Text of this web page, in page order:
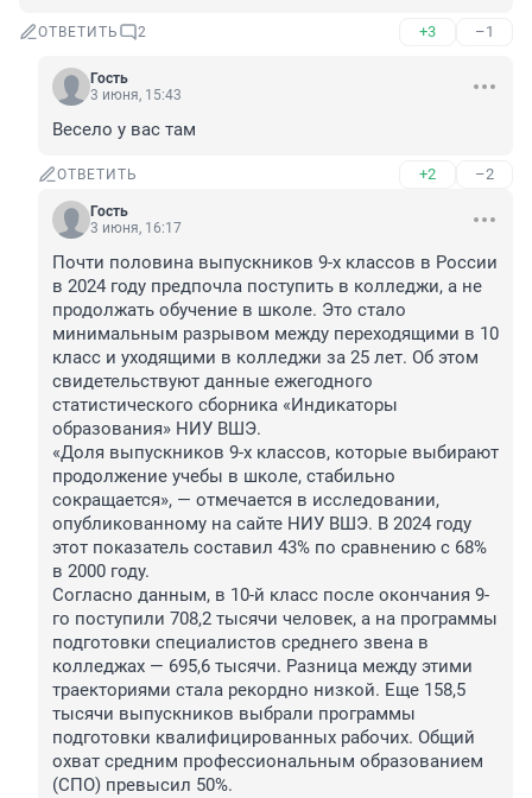
ОТВЕТИТЬ 2 +3 –1
Гость
3 июня, 15:43
Весело у вас там
ОТВЕТИТЬ +2 –2
Гость
3 июня, 16:17
Почти половина выпускников 9-х классов в России
в 2024 году предпочла поступить в колледжи, а не
продолжать обучение в школе. Это стало
минимальным разрывом между переходящими в 10
класс и уходящими в колледжи за 25 лет. Об этом
свидетельствуют данные ежегодного
статистического сборника «Индикаторы
образования» НИУ ВШЭ.
«Доля выпускников 9-х классов, которые выбирают
продолжение учебы в школе, стабильно
сокращается», — отмечается в исследовании,
опубликованному на сайте НИУ ВШЭ. В 2024 году
этот показатель составил 43% по сравнению с 68%
в 2000 году.
Согласно данным, в 10-й класс после окончания 9-
го поступили 708,2 тысячи человек, а на программы
подготовки специалистов среднего звена в
колледжах — 695,6 тысячи. Разница между этими
траекториями стала рекордно низкой. Еще 158,5
тысячи выпускников выбрали программы
подготовки квалифицированных рабочих. Общий
охват средним профессиональным образованием
(СПО) превысил 50%.